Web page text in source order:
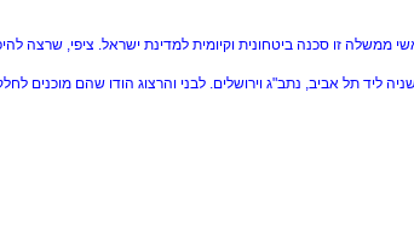
ממשלה זו סכנה ביטחונית וקיומית למדינת ישראל. ציפי,
ליד תל אביב, נתב"ג וירושלים. לבני והרצוג הודו שהם